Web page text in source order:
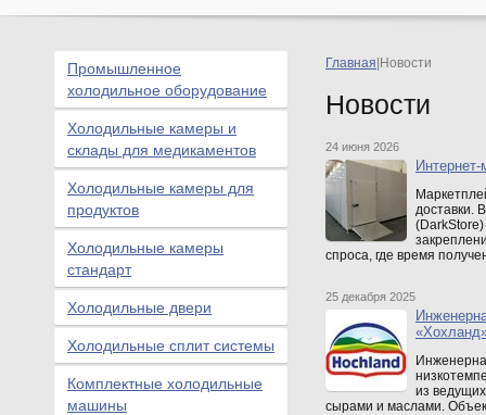
Главная Новости
Новости
24 июня 2026
доставки.
(DarkStore)
спроса, где время
25 декабря 2025
из
сырами и маслами.
Промышленное
холодильное оборудование
Холодильные камеры и
склады для медикаментов
Холодильные камеры для
продуктов
Холодильные камеры
стандарт
Холодильные двери
Холодильные сплит системы
Комплектные холодильные
машины